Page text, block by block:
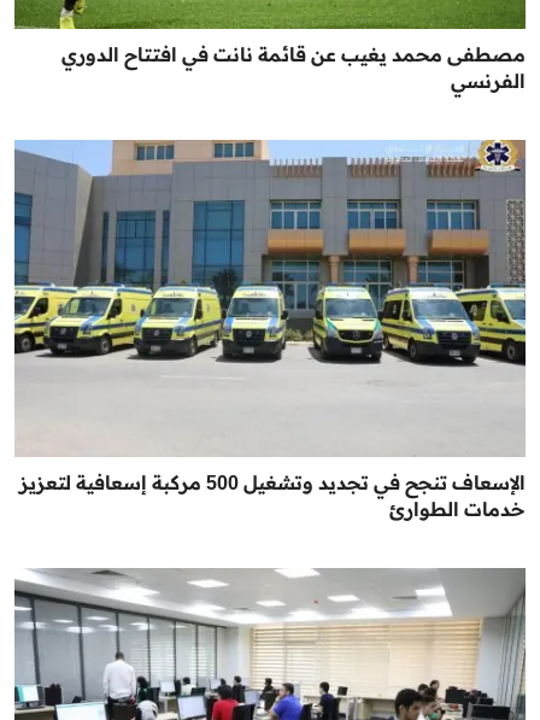
مصطفى محمد يغيب عن قائمة نانت في افتتاح الدوري
الفرنسي
الإسعاف تنجح في تجديد وتشغيل 500 مركبة إسعافية لتعزيز
خدمات الطوارئ